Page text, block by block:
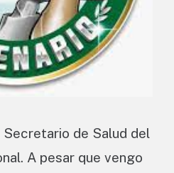
de Salud del
A pesar que vengo